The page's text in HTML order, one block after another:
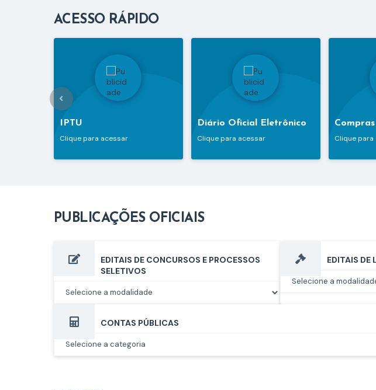
ACESSO RÁPIDO
IPTU
Clique para acessar
Diário Oficial Eletrônico
Clique para acessar
Clique para
PUBLICAÇÕES OFICIAIS
EDITAIS DE CONCURSOS E PROCESSOS
SELETIVOS
EDITAIS DE
CONTAS PÚBLICAS